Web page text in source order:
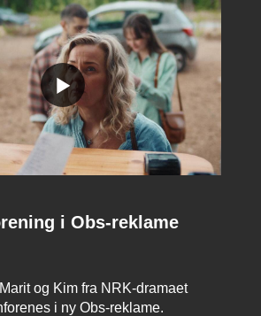
i Obs-reklame
og Kim fra NRK-dramaet
i ny Obs-reklame.